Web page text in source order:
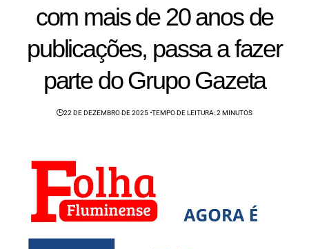
com mais de 20 anos de
publicações, passa a fazer
parte do Grupo Gazeta
22 DE DEZEMBRO DE 2025 TEMPO DE LEITURA: 2 MINUTOS